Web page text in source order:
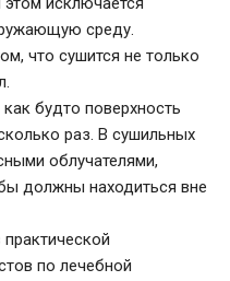
среду.
что сушится не только
будто поверхность
раз. В сушильных
облучателями,
должны находиться вне
по лечебной